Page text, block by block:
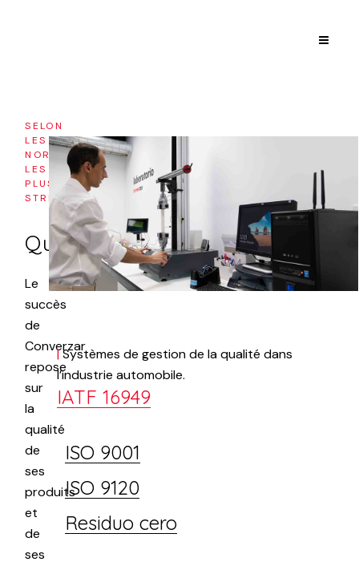
SELON
LES
NORMES
LES
PLUS
STRICTES
Qualité
Le
succès
de
Converzar
repose
sur
la
qualité
de
ses
produits
et
de
ses
|Systèmes de gestion de la qualité dans
l’industrie automobile.
IATF 16949
ISO 9001
ISO 9120
Residuo cero